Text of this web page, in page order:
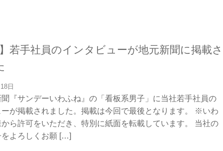
若手社員のインタビューが地元新聞に掲載さ
日
『サンデーいわふね』の「看板系男子」に当社若手社員の
が掲載されました。掲載は今回で最後となります。 ※いわ
ら許可をいただき、特別に紙面を転載しています。 当社の
よろしくお願 […]